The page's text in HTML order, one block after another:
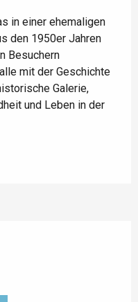
in einer ehemaligen
den 1950er Jahren
Besuchern
mit der Geschichte
Galerie,
und Leben in der